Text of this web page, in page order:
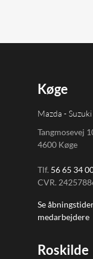
Køge
Mazda -
Tangmosevej
4600 Køge
Tlf. 56 65 34
CVR.
Se
medarbejdere
Roskilde